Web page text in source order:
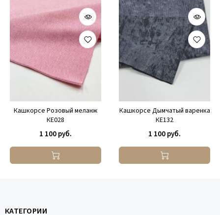
Кашкорсе Розовый меланж
КЕ028
1 100 руб.
Кашкорсе Дымчатый варенка
КЕ132
1 100 руб.
КАТЕГОРИИ